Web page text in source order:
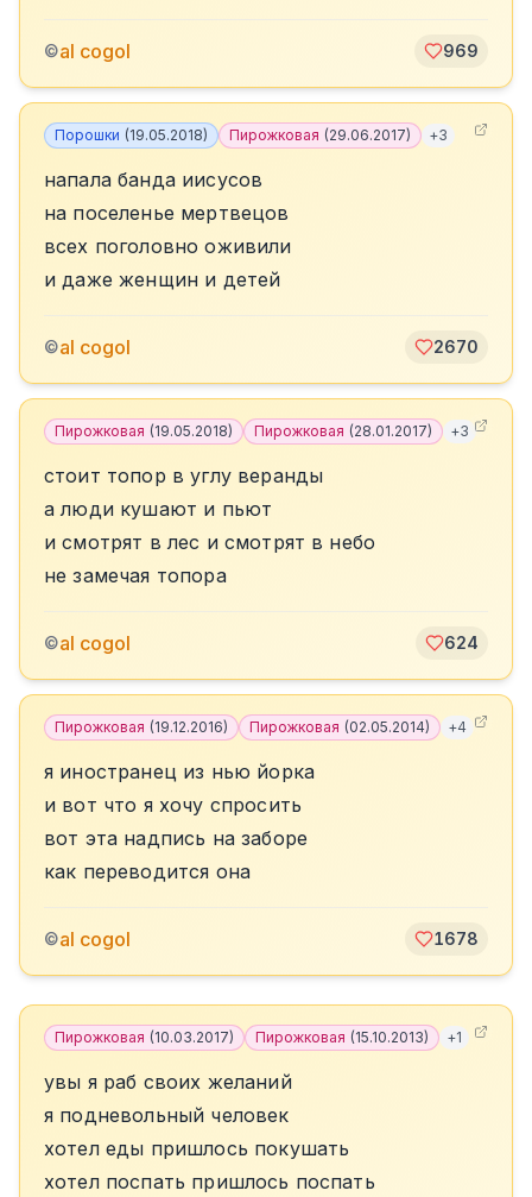
©al cogol 969
Порошки (19.05.2018) Пирожковая (29.06.2017) +3
напала банда иисусов
на поселенье мертвецов
всех поголовно оживили
и даже женщин и детей
©al cogol 2670
Пирожковая (19.05.2018) Пирожковая (28.01.2017) +3
стоит топор в углу веранды
а люди кушают и пьют
и смотрят в лес и смотрят в небо
не замечая топора
©al cogol 624
Пирожковая (19.12.2016) Пирожковая (02.05.2014) +4
я иностранец из нью йорка
и вот что я хочу спросить
вот эта надпись на заборе
как переводится она
©al cogol 1678
Пирожковая (10.03.2017) Пирожковая (15.10.2013) +1
увы я раб своих желаний
я подневольный человек
хотел еды пришлось покушать
хотел поспать пришлось поспать